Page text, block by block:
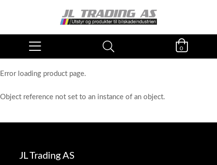
0
Error loading product page.
Object reference not set to an instance of an object.
JL Trading AS